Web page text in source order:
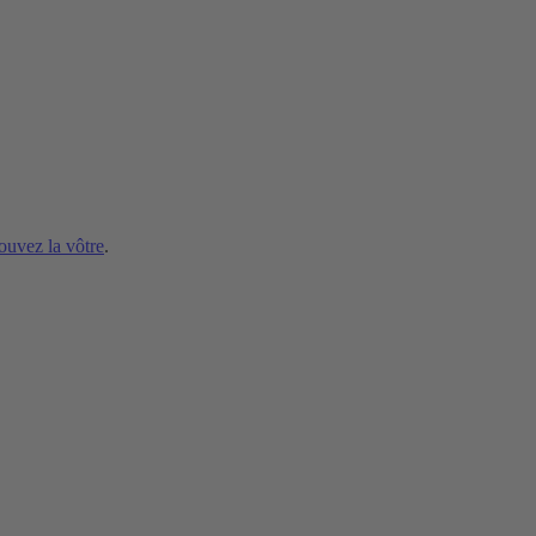
la vôtre.